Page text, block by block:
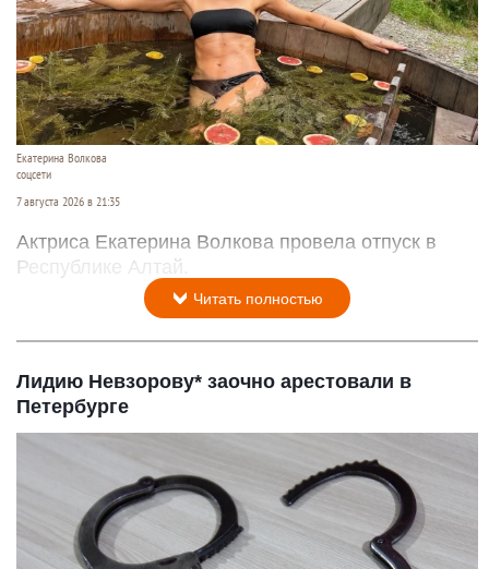
Екатерина Волкова
соцсети
7 августа 2026 в 21:35
Актриса Екатерина Волкова провела отпуск в
Республике Алтай.
Читать полностью
Лидию Невзорову* заочно арестовали в
Петербурге